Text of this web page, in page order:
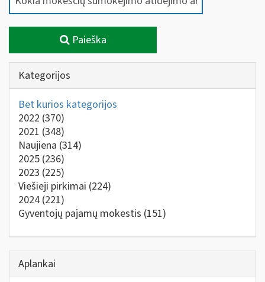
Paieška
Kategorijos
Bet kurios kategorijos
2022 (370)
2021 (348)
Naujiena (314)
2025 (236)
2023 (225)
Viešieji pirkimai (224)
2024 (221)
Gyventojų pajamų mokestis (151)
Aplankai